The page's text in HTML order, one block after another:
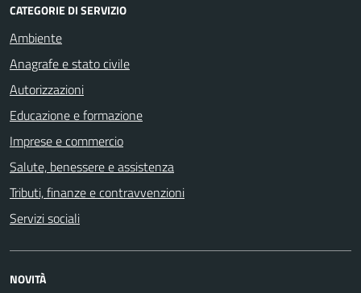
CATEGORIE DI SERVIZIO
Ambiente
Anagrafe e stato civile
Autorizzazioni
Educazione e formazione
Imprese e commercio
Salute, benessere e assistenza
Tributi, finanze e contravvenzioni
Servizi sociali
NOVITÀ